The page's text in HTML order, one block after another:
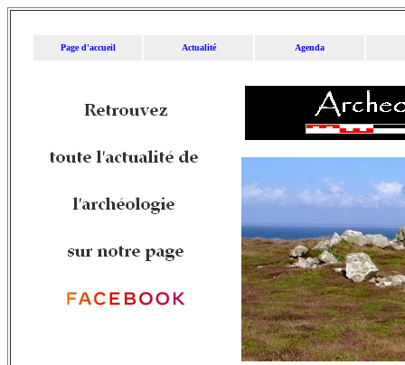
Page d'accueil Actualité Agenda